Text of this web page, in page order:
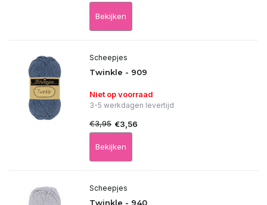
Bekijken
Scheepjes
Twinkle - 909
Niet op voorraad
3-5 werkdagen levertijd
€3,95 €3,56
Bekijken
Scheepjes
Twinkle - 940